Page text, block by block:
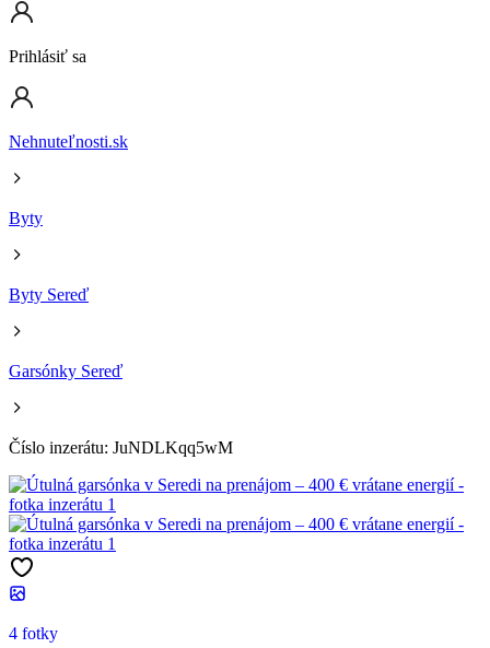
Prihlásiť sa
Nehnuteľnosti.sk
Byty
Byty Sereď
Garsónky Sereď
Číslo inzerátu: JuNDLKqq5wM
4 fotky